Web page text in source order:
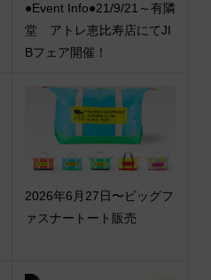
●Event Info●21/9/21～有隣
堂 アトレ恵比寿店にてJI
Bフェア開催！
2026年6月27日〜ビッグフ
ァスナートート販売